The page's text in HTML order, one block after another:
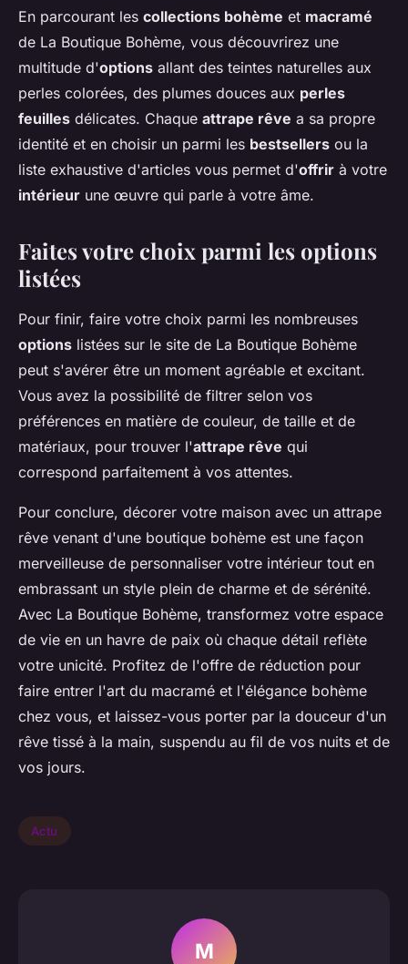
En parcourant les collections bohème et macramé
de La Boutique Bohème, vous découvrirez une
multitude d'options allant des teintes naturelles aux
perles colorées, des plumes douces aux perles
feuilles délicates. Chaque attrape rêve a sa propre
identité et en choisir un parmi les bestsellers ou la
liste exhaustive d'articles vous permet d'offrir à votre
intérieur une œuvre qui parle à votre âme.
Faites votre choix parmi les options
listées
Pour finir, faire votre choix parmi les nombreuses
options listées sur le site de La Boutique Bohème
peut s'avérer être un moment agréable et excitant.
Vous avez la possibilité de filtrer selon vos
préférences en matière de couleur, de taille et de
matériaux, pour trouver l'attrape rêve qui
correspond parfaitement à vos attentes.
Pour conclure, décorer votre maison avec un attrape
rêve venant d'une boutique bohème est une façon
merveilleuse de personnaliser votre intérieur tout en
embrassant un style plein de charme et de sérénité.
Avec La Boutique Bohème, transformez votre espace
de vie en un havre de paix où chaque détail reflète
votre unicité. Profitez de l'offre de réduction pour
faire entrer l'art du macramé et l'élégance bohème
chez vous, et laissez-vous porter par la douceur d'un
rêve tissé à la main, suspendu au fil de vos nuits et de
vos jours.
Actu
M